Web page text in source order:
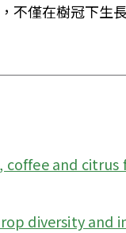
不僅在樹冠下生
coffee and
diversity and